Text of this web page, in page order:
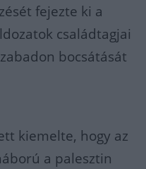
fejezte ki a
családtagjai
bocsátását
kiemelte, hogy az
a palesztin